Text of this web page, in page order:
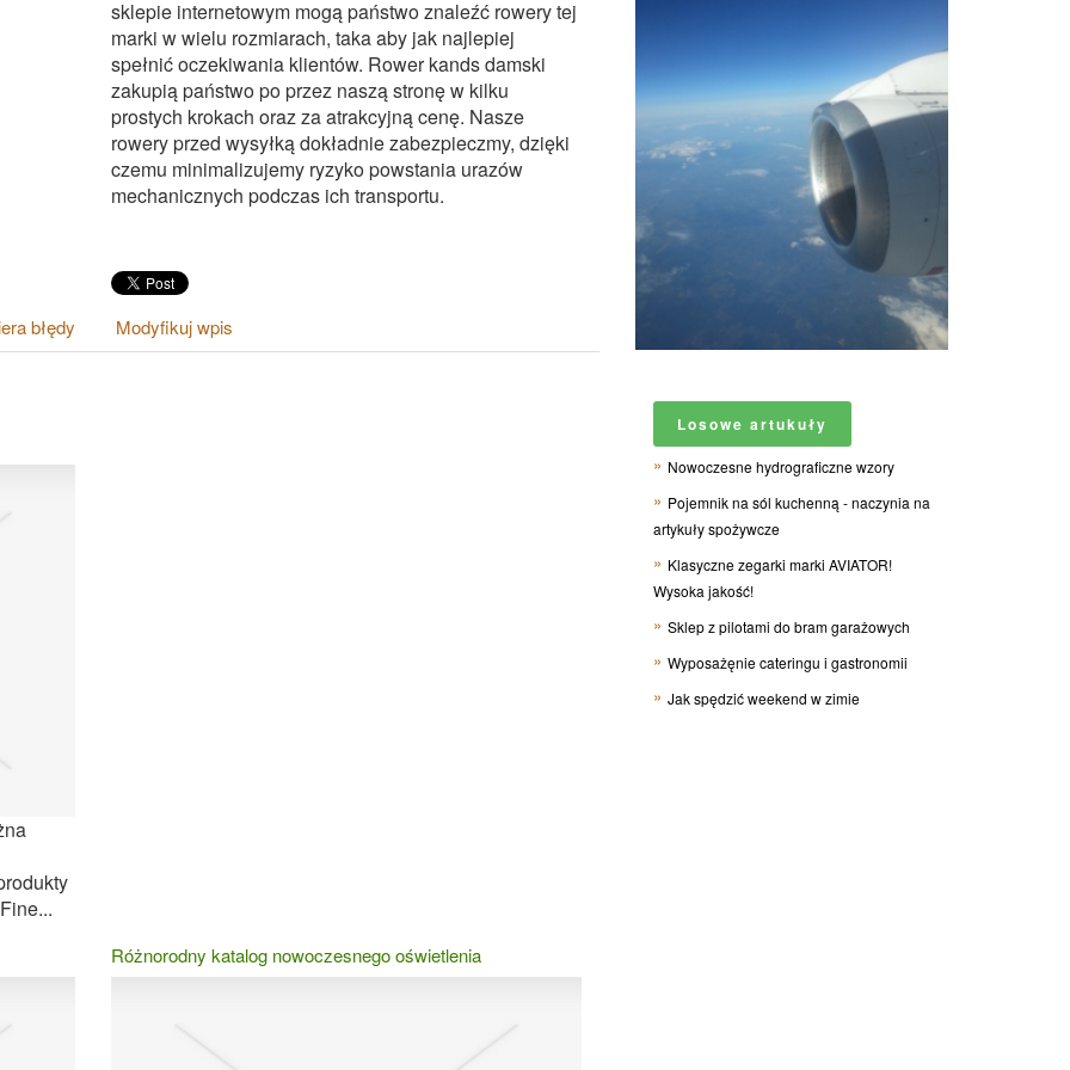
sklepie internetowym mogą państwo znaleźć rowery tej
marki w wielu rozmiarach, taka aby jak najlepiej
spełnić oczekiwania klientów. Rower kands damski
zakupią państwo po przez naszą stronę w kilku
prostych krokach oraz za atrakcyjną cenę. Nasze
rowery przed wysyłką dokładnie zabezpieczmy, dzięki
czemu minimalizujemy ryzyko powstania urazów
mechanicznych podczas ich transportu.
błędy Modyfikuj wpis
Różnorodny katalog nowoczesnego oświetlenia
Losowe artukuły
Nowoczesne hydrograficzne wzory
Pojemnik na sól kuchenną - naczynia na
artykuły spożywcze
Klasyczne zegarki marki AVIATOR!
Wysoka jakość!
Sklep z pilotami do bram garażowych
Wyposażęnie cateringu i gastronomii
Jak spędzić weekend w zimie